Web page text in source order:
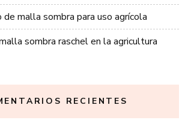
de malla sombra para uso agrícola
sombra raschel en la agricultura
RECIENTES